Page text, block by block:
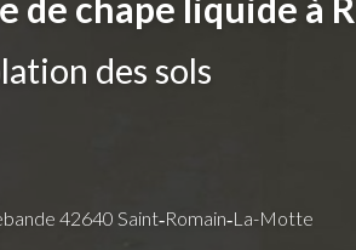
des sols
42640 Saint‑Romain‑La-Motte